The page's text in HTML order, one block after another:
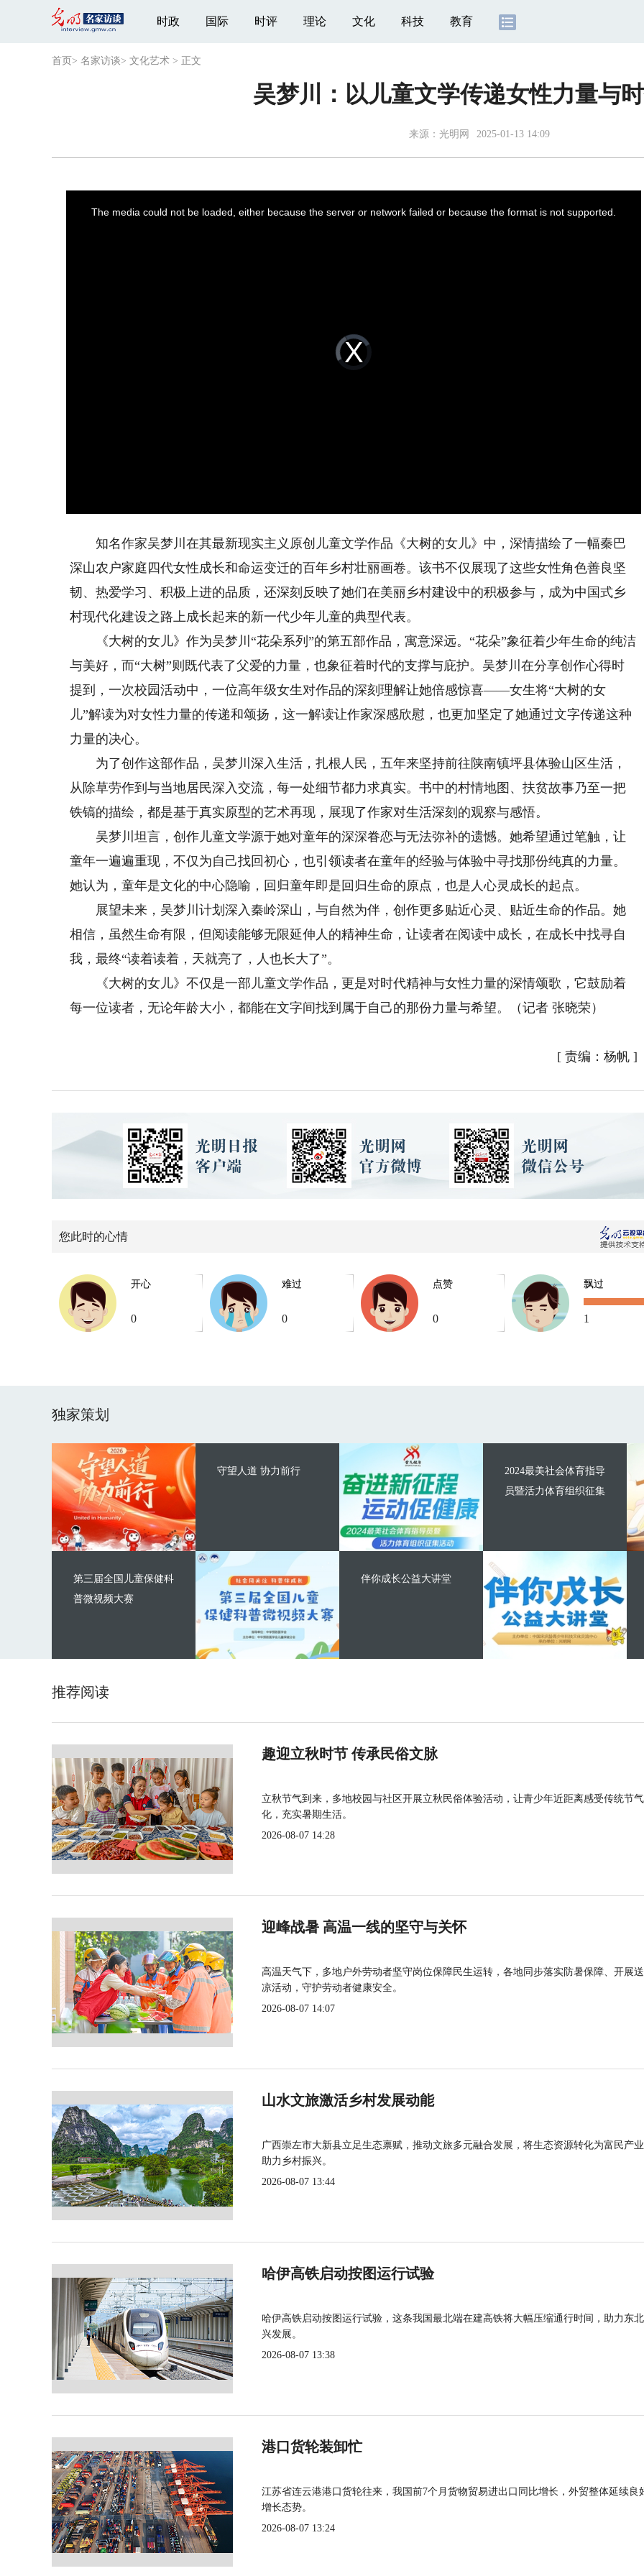
时政 国际 时评 理论 文化 科技 教育
首页 > 名家访谈> 文化艺术 > 正文
吴梦川：以儿童文学传递女性力量与
来源： 光明网 2025-01-13 14:09
Video
Player
is
loading.
The media could not be loaded, either because the server or network failed or because the format is not supported.
知名作家吴梦川在其最新现实主义原创儿童文学作品《大树的女儿》中，深情描绘了一幅秦巴
深山农户家庭四代女性成长和命运变迁的百年乡村壮丽画卷。该书不仅展现了这些女性角色善良坚
韧、热爱学习、积极上进的品质，还深刻反映了她们在美丽乡村建设中的积极参与，成为中国式乡
村现代化建设之路上成长起来的新一代少年儿童的典型代表。
《大树的女儿》作为吴梦川“花朵系列”的第五部作品，寓意深远。“花朵”象征着少年生命的纯洁
与美好，而“大树”则既代表了父爱的力量，也象征着时代的支撑与庇护。吴梦川在分享创作心得时
提到，一次校园活动中，一位高年级女生对作品的深刻理解让她倍感惊喜——女生将“大树的女
儿”解读为对女性力量的传递和颂扬，这一解读让作家深感欣慰，也更加坚定了她通过文字传递这种
力量的决心。
为了创作这部作品，吴梦川深入生活，扎根人民，五年来坚持前往陕南镇坪县体验山区生活，
从除草劳作到与当地居民深入交流，每一处细节都力求真实。书中的村情地图、扶贫故事乃至一把
铁镐的描绘，都是基于真实原型的艺术再现，展现了作家对生活深刻的观察与感悟。
吴梦川坦言，创作儿童文学源于她对童年的深深眷恋与无法弥补的遗憾。她希望通过笔触，让
童年一遍遍重现，不仅为自己找回初心，也引领读者在童年的经验与体验中寻找那份纯真的力量。
她认为，童年是文化的中心隐喻，回归童年即是回归生命的原点，也是人心灵成长的起点。
展望未来，吴梦川计划深入秦岭深山，与自然为伴，创作更多贴近心灵、贴近生命的作品。她
相信，虽然生命有限，但阅读能够无限延伸人的精神生命，让读者在阅读中成长，在成长中找寻自
我，最终“读着读着，天就亮了，人也长大了”。
《大树的女儿》不仅是一部儿童文学作品，更是对时代精神与女性力量的深情颂歌，它鼓励着
每一位读者，无论年龄大小，都能在文字间找到属于自己的那份力量与希望。（记者 张晓荣）
[ 责编：杨帆]
您此时的心情
开心
0
难过
0
点赞
0
飘过
1
独家策划
守望人道 协力前行
第三届全国儿童保健科
普微视频大赛
2024最美社会体育指导
员暨活力体育组织征集
伴你成长公益大讲堂
推荐阅读
趣迎立秋时节 传承民俗文脉
立秋节气到来，多地校园与社区开展立秋民俗体验活动，让青少年近距离感受传统节
化，充实暑期生活。
2026-08-07 14:28
迎峰战暑 高温一线的坚守与关怀
高温天气下，多地户外劳动者坚守岗位保障民生运转，各地同步落实防暑保障、开展
凉活动，守护劳动者健康安全。
2026-08-07 14:07
山水文旅激活乡村发展动能
广西崇左市大新县立足生态禀赋，推动文旅多元融合发展，将生态资源转化为富民产
助力乡村振兴。
2026-08-07 13:44
哈伊高铁启动按图运行试验
哈伊高铁启动按图运行试验，这条我国最北端在建高铁将大幅压缩通行时间，助力东
兴发展。
2026-08-07 13:38
港口货轮装卸忙
江苏省连云港港口货轮往来，我国前7个月货物贸易进出口同比增长，外贸整体延续良
增长态势。
2026-08-07 13:24